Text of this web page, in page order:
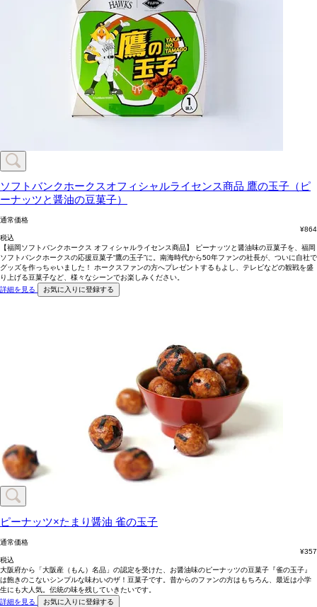
ソフトバンクホークスオフィシャルライセンス商品 鷹の玉子（ピ
ーナッツと醤油の豆菓子）
通常価格
¥864
税込
【福岡ソフトバンクホークス オフィシャルライセンス商品】 ピーナッツと醤油味の豆菓子を、福岡
ソフトバンクホークスの応援豆菓子“鷹の玉子”に。南海時代から50年ファンの社長が、ついに自社で
グッズを作っちゃいました！ ホークスファンの方へプレゼントするもよし、テレビなどの観戦を盛
り上げる豆菓子など、様々なシーンでお楽しみください。
詳細を見る
お気に入りに登録する
ピーナッツ×たまり醤油 雀の玉子
通常価格
¥357
税込
大阪府から「大阪産（もん）名品」の認定を受けた、お醤油味のピーナッツの豆菓子『雀の玉子』
は飽きのこないシンプルな味わいのザ！豆菓子です。昔からのファンの方はもちろん、最近は小学
生にも大人気。伝統の味を残していきたいです。
詳細を見る
お気に入りに登録する